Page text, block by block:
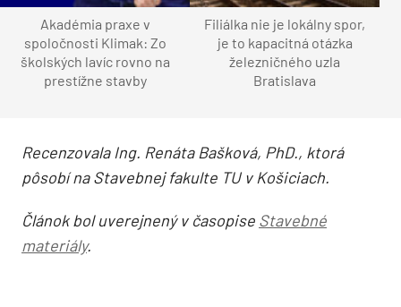
Akadémia praxe v
spoločnosti Klimak: Zo
školských lavíc rovno na
prestížne stavby
Filiálka nie je lokálny spor,
je to kapacitná otázka
železničného uzla
Bratislava
Recenzovala Ing. Renáta Bašková, PhD., ktorá
pôsobí na Stavebnej fakulte TU v Košiciach.
Článok bol uverejnený v časopise Stavebné
materiály.